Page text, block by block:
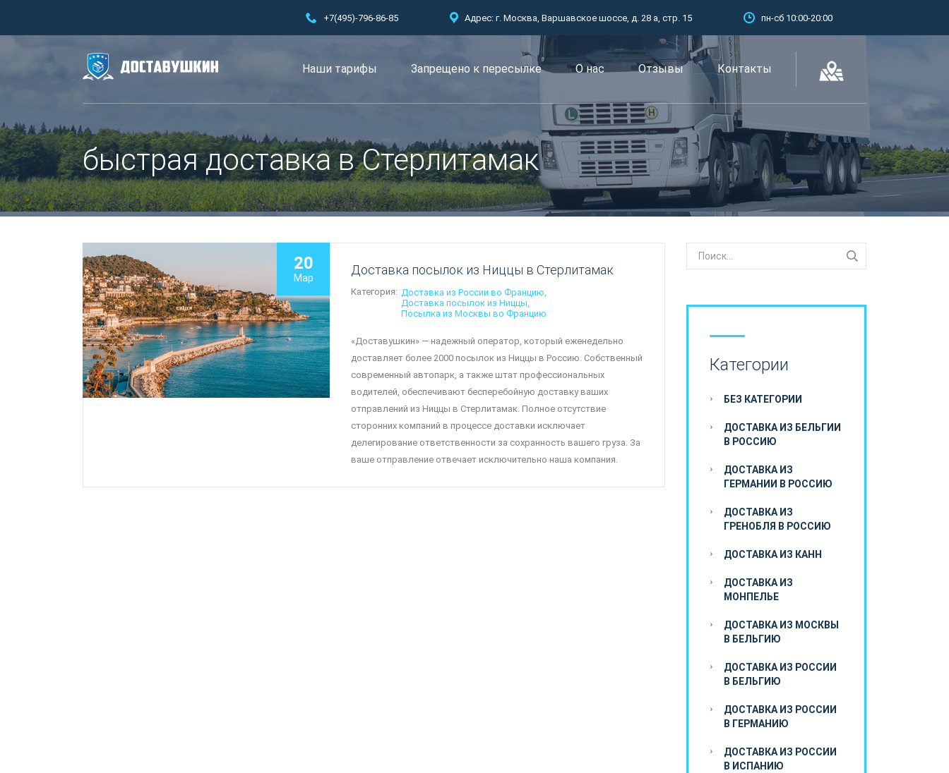
+7(495)-796-86-85 Адрес: г. Москва, Варшавское шоссе, д. 28 а, стр. 15 пн-сб 10:00-20:00
Наши тарифы Запрещено к пересылкe О нас Отзывы Контакты
быстрая доставка в Стерлитамак
20
Мар
Доставка посылок из Ниццы в Стерлитамак
Категория: Доставка из России во Францию
Доставка посылок из Ниццы
Посылка из Москвы во Францию
«Доставушкин» — надежный оператор, который еженедельно
доставляет более 2000 посылок из Ниццы в Россию. Собственный
современный автопарк, а также штат профессиональных
водителей, обеспечивают бесперебойную доставку ваших
отправлений из Ниццы в Стерлитамак. Полное отсутствие
сторонних компаний в процессе доставки исключает
делегирование ответственности за сохранность вашего груза. За
ваше отправление отвечает исключительно наша компания.
Категории
БЕЗ КАТЕГОРИИ
ДОСТАВКА ИЗ БЕЛЬГИИ
В РОССИЮ
ДОСТАВКА ИЗ
ГЕРМАНИИ В РОССИЮ
ДОСТАВКА ИЗ
ГРЕНОБЛЯ В РОССИЮ
ДОСТАВКА ИЗ КАНН
ДОСТАВКА ИЗ
МОНПЕЛЬЕ
ДОСТАВКА ИЗ МОСКВЫ
В БЕЛЬГИЮ
ДОСТАВКА ИЗ РОССИИ
В БЕЛЬГИЮ
ДОСТАВКА ИЗ РОССИИ
В ГЕРМАНИЮ
ДОСТАВКА ИЗ РОССИИ
В ИСПАНИЮ